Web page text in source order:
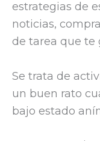
estrategias de
noticias,
de tarea que te
Se trata de
un buen rato
bajo estado